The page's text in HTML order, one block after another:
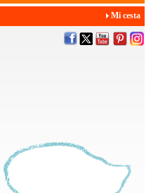
Mi cesta